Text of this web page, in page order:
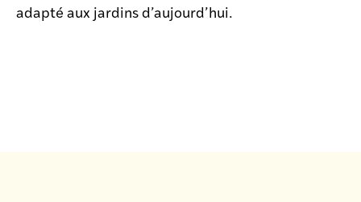
adapté aux jardins d’aujourd’hui.